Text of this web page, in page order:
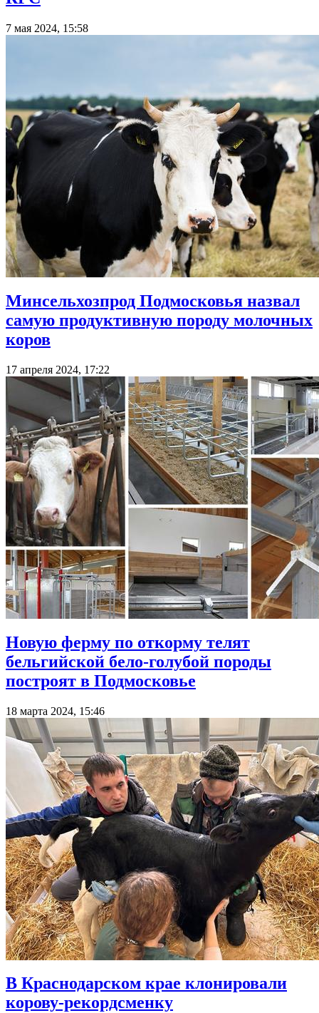
7 мая 2024, 15:58
Минсельхозпрод Подмосковья назвал
самую продуктивную породу молочных
коров
17 апреля 2024, 17:22
Новую ферму по откорму телят
бельгийской бело-голубой породы
построят в Подмосковье
18 марта 2024, 15:46
В Краснодарском крае клонировали
корову-рекордсменку